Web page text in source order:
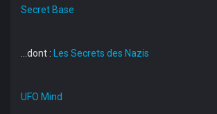
Secret Base
...dont : Les Secrets des Nazis
UFO Mind